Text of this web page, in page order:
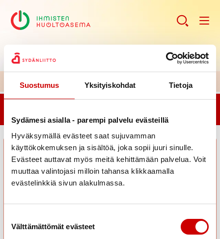
Suostumus Yksityiskohdat Tietoja
Sydämesi asialla - parempi palvelu evästeillä
Hyväksymällä evästeet saat sujuvamman
käyttökokemuksen ja sisältöä, joka sopii juuri sinulle.
Evästeet auttavat myös meitä kehittämään palvelua. Voit
muuttaa valintojasi milloin tahansa klikkaamalla
evästelinkkiä sivun alakulmassa.
Välttämättömät evästeet
uoltoaseman ajankohtaiset kuulumiset >>
Tuloksesi on: